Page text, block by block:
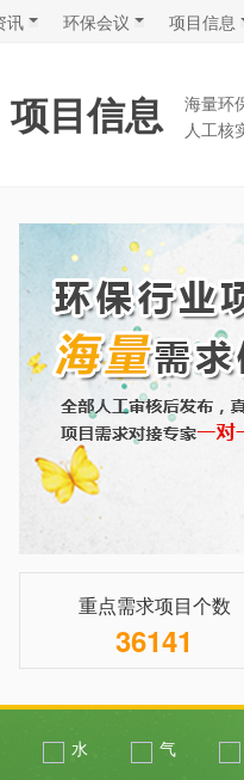
讯 环保会议 项目信息
项目信息
海量环
人工核
重点需求项目个数
36141
水 气